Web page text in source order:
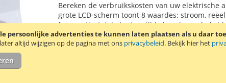
persoonlijke advertenties te kunnen laten plaatsen als u daar
altijd wijzigen op de pagina met ons privacybeleid. Bekijk hier het
AAN
VERLANGLIJST
TE
VERGELIJKEN
Bereken de verbruikskosten van uw elektrische
grote LCD-scherm toont 8 waardes: stroom,
frequentie, totale kosten, tijdsduur ingeschakeld
dubbeltariefberekening mogelijk. De
verder